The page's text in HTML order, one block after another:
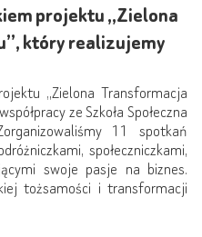
projektu „Zielona
który realizujemy
„Zielona Transformacja
ze Szkoła Społeczna
11 spotkań
społeczniczkami,
swoje pasje na biznes.
tożsamości i transformacji